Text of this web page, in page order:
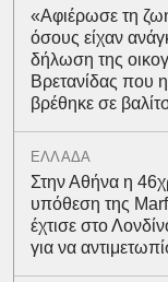
«Aφιέρωσε τη
όσους είχαν
δήλωση της
Βρετανίδας που
βρέθηκε σε
ΕΛΛΑΔΑ
Στην Αθήνα η
υπόθεση της
έχτισε στο
για να